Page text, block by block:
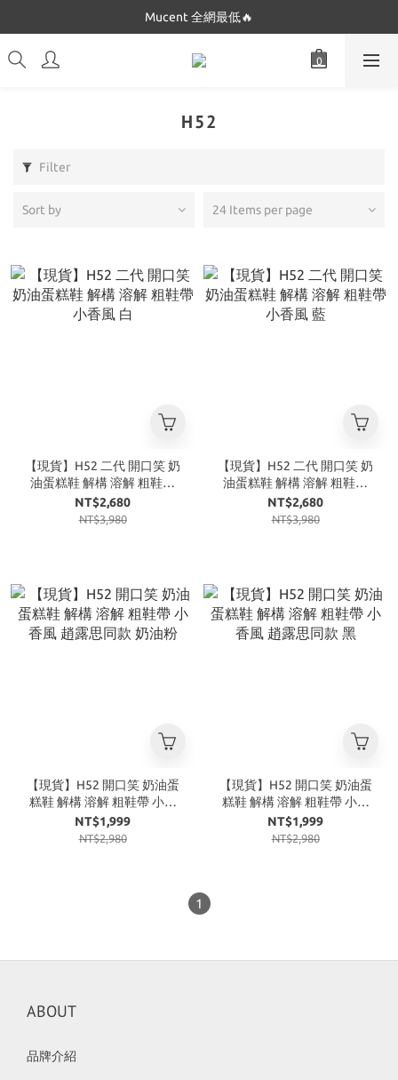
Dickies 最低$280起🔥
Mucent 全網最低🔥
Dickies 最低$280起🔥
H52
Filter
Sort by 24 Items per page
【現貨】H52 二代 開口笑 奶
油蛋糕鞋 解構 溶解 粗鞋帶
小香風 白
NT$2,680
NT$3,980
【現貨】H52 二代 開口笑 奶
油蛋糕鞋 解構 溶解 粗鞋帶
小香風 藍
NT$2,680
NT$3,980
【現貨】H52 開口笑 奶油蛋
糕鞋 解構 溶解 粗鞋帶 小香
風 趙露思同款 奶油粉
NT$1,999
NT$2,980
【現貨】H52 開口笑 奶油蛋
糕鞋 解構 溶解 粗鞋帶 小香
風 趙露思同款 黑
NT$1,999
NT$2,980
1
ABOUT
品牌介紹